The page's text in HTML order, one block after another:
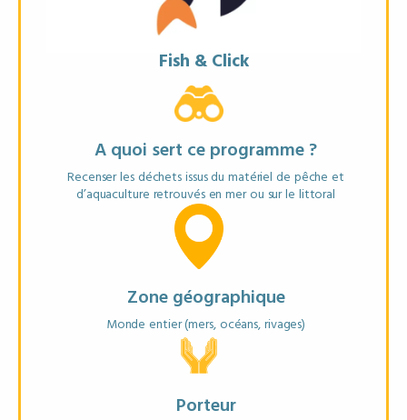
Fish & Click
A quoi sert ce programme ?
Recenser les déchets issus du matériel de pêche et
d’aquaculture retrouvés en mer ou sur le littoral
Zone géographique
Monde entier (mers, océans, rivages)
Porteur
* Suivre la pollution liée aux engins de pêche
* Mieux comprendre leurs impacts
Matériel recommandé
Smartphone avec l’application Fish & Click ou ordinateur.
EN SAVOIR PLUS
FICHE ANNUAIRE